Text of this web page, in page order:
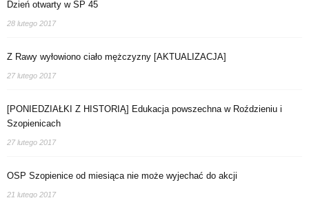
Dzień otwarty w SP 45
28 lutego 2017
Z Rawy wyłowiono ciało mężczyzny [AKTUALIZACJA]
27 lutego 2017
[PONIEDZIAŁKI Z HISTORIĄ] Edukacja powszechna w Roździeniu i
Szopienicach
27 lutego 2017
OSP Szopienice od miesiąca nie może wyjechać do akcji
21 lutego 2017